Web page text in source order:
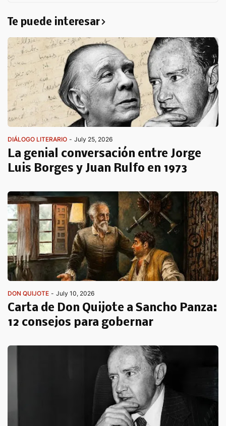
Te puede interesar
DIÁLOGO LITERARIO - July 25, 2026
La genial conversación entre Jorge
Luis Borges y Juan Rulfo en 1973
DON QUIJOTE - July 10, 2026
Carta de Don Quijote a Sancho Panza:
12 consejos para gobernar